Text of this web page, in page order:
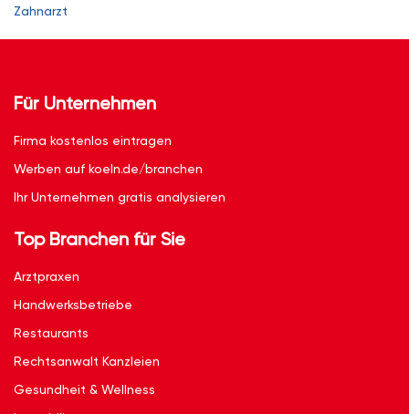
Zahnarzt
Für Unternehmen
Firma kostenlos eintragen
Werben auf koeln.de/branchen
Ihr Unternehmen gratis analysieren
Top Branchen für Sie
Arztpraxen
Handwerksbetriebe
Restaurants
Rechtsanwalt Kanzleien
Gesundheit & Wellness